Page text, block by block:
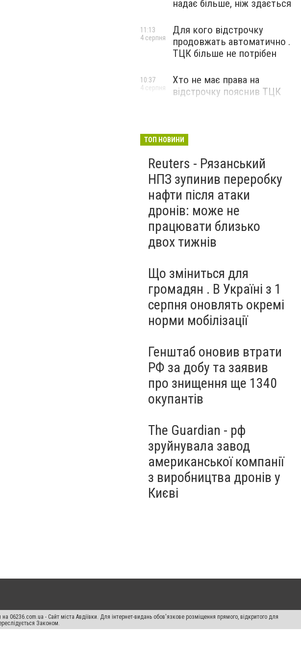
надає більше, ніж здається
Для кого відстрочку
продовжать автоматично .
ТЦК більше не потрібен
11:13
4 серпня
Хто не має права на
відстрочку пояснив ТЦК
10:37
4 серпня
ТОП НОВИНИ
Reuters - Рязанський
НПЗ зупинив переробку
нафти після атаки
дронів: може не
працювати близько
двох тижнів
Що зміниться для
громадян . В Україні з 1
серпня оновлять окремі
норми мобілізації
Генштаб оновив втрати
РФ за добу та заявив
про знищення ще 1340
окупантів
The Guardian - рф
зруйнувала завод
американської компанії
з виробництва дронів у
Києві
06236.com.ua - Сайт міста Авдіївки. Для інтернет-видань обов'язкове розміщення прямого, відкритого для
Законом.